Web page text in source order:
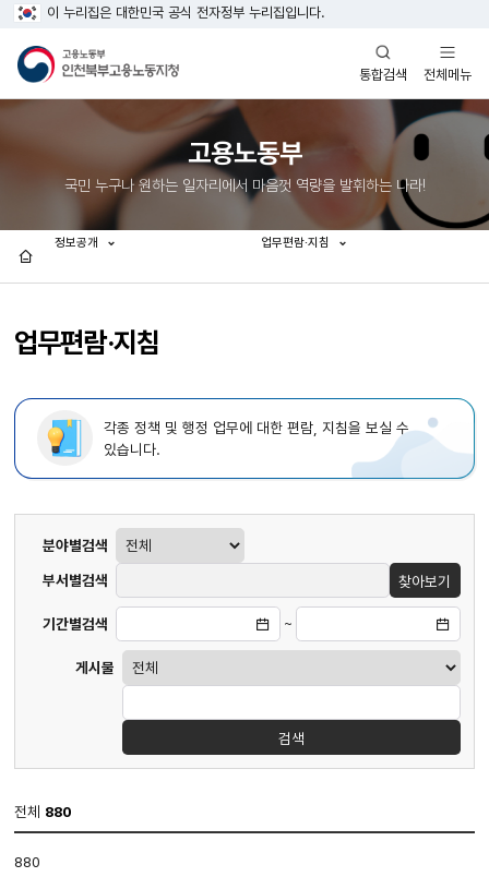
이 누리집은 대한민국 공식 전자정부 누리집입니다.
통합검색
열기
전체메뉴
열기
고용노동부
국민 누구나 원하는 일자리에서 마음껏 역량을 발휘하는 나라!
업무편람·지침
정보공개 업무편람·지침
각종 정책 및 행정 업무에 대한 편람, 지침을 보실 수
있습니다.
게시판
분야별검색
부서별검색
찾아보기
기간별검색 ~
게시물
검색
전체 880
·880